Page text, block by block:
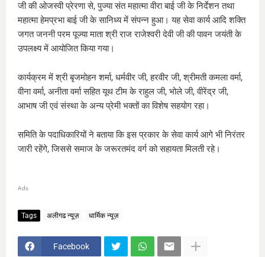
जी की ओजस्वी प्रेरणा से, पुज्या संत महात्मा वीरा बाई जी के निर्देशन तथा
महात्मा हेमप्रभा बाई जी के सानिध्य में संपन्न हुआ। यह सेवा कार्य आदि शक्ति
जगत जननी परम पूज्या माता श्री राज राजेश्वरी देवी जी की पावन जयंती के
उपलक्ष्य में आयोजित किया गया।
कार्यक्रम में श्री बृजमोहन शर्मा, धर्मवीर जी, हरवीर जी, श्रीमती कमला वर्मा,
वीना वर्मा, अनीता वर्मा सहित यूथ टीम के राहुल जी, भोले जी, वीरेंद्र जी,
आभाष जी एवं संस्था के अन्य प्रेमी भक्तों का विशेष सहयोग रहा।
समिति के पदाधिकारियों ने बताया कि इस प्रकार के सेवा कार्य आगे भी निरंतर
जारी रहेंगे, जिससे समाज के जरूरतमंद वर्ग को सहायता मिलती रहे।
Ads
Tags अलीगढ न्यूज़ धार्मिक न्यूज़
Facebook